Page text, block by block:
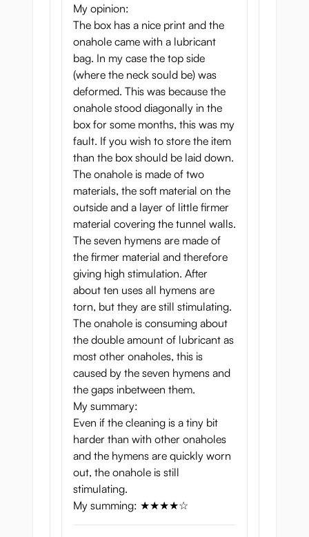
My opinion:
The box has a nice print and the
onahole came with a lubricant
bag. In my case the top side
(where the neck sould be) was
deformed. This was because the
onahole stood diagonally in the
box for some months, this was my
fault. If you wish to store the item
than the box should be laid down.
The onahole is made of two
materials, the soft material on the
outside and a layer of little firmer
material covering the tunnel walls.
The seven hymens are made of
the firmer material and therefore
giving high stimulation. After
about ten uses all hymens are
torn, but they are still stimulating.
The onahole is consuming about
the double amount of lubricant as
most other onaholes, this is
caused by the seven hymens and
the gaps inbetween them.
My summary:
Even if the cleaning is a tiny bit
harder than with other onaholes
and the hymens are quickly worn
out, the onahole is still
stimulating.
My summing: ★★★★☆